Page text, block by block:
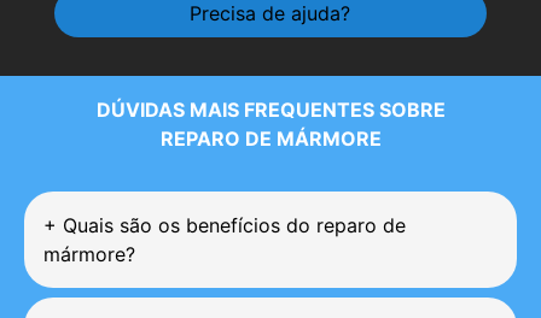
Precisa de ajuda?
DÚVIDAS MAIS FREQUENTES SOBRE
REPARO DE MÁRMORE
+ Quais são os benefícios do reparo de
mármore?